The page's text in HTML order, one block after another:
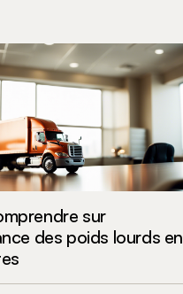
sur
des poids lourds en